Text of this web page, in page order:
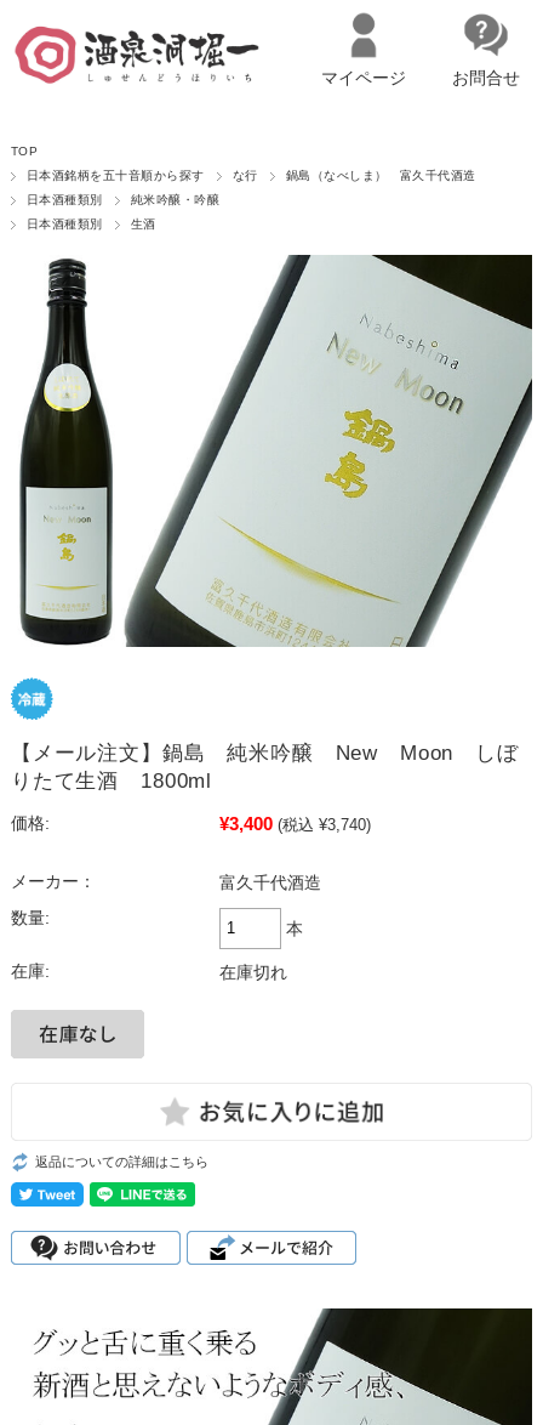
マイページへログイン カートをみる
マイページ お問合せ
TOP
日本酒銘柄を五十音順から探す
な行
鍋島（なべしま） 富久千代酒造
日本酒種類別
純米吟醸・吟醸
日本酒種類別
生酒
【メール注文】鍋島 純米吟醸 New Moon しぼ
りたて生酒 1800ml
価格: ¥3,400 (税込 ¥3,740)
メーカー：
富久千代酒造
数量:
本
在庫: 在庫切れ
返品についての詳細はこちら